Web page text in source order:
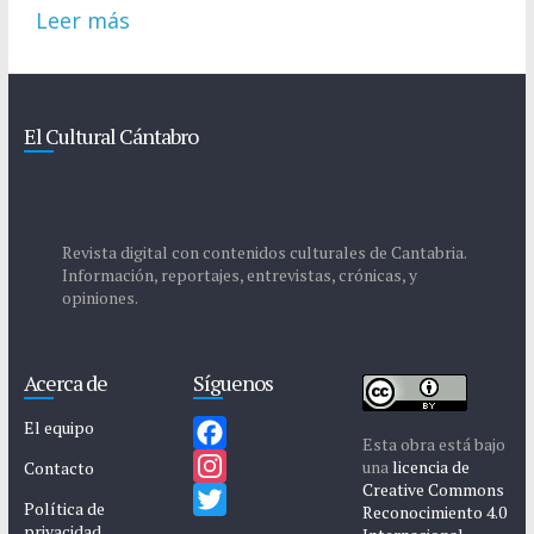
Leer más
El Cultural Cántabro
Revista digital con contenidos culturales de Cantabria.
Información, reportajes, entrevistas, crónicas, y
opiniones.
Acerca de
El equipo
Contacto
Política de
Síguenos
F
a
I
Esta obra está bajo
unalicencia de
Creative Commons
Reconocimiento 4.0